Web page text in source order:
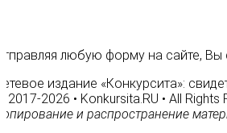
любую форму на сайте, Вы
издание «Конкурсита»:
2017-2026 • Konkursita.RU • All
и распространение